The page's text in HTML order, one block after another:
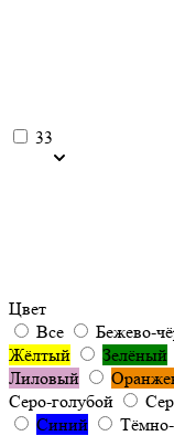
33
Цвет
Все
Бежево-
Жёлтый
Зелёный
Лиловый
Серо-голубой
Синий